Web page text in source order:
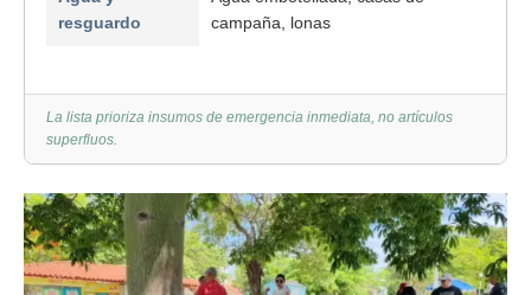
resguardo
campaña, lonas
La lista prioriza insumos de emergencia inmediata, no artículos
superfluos.